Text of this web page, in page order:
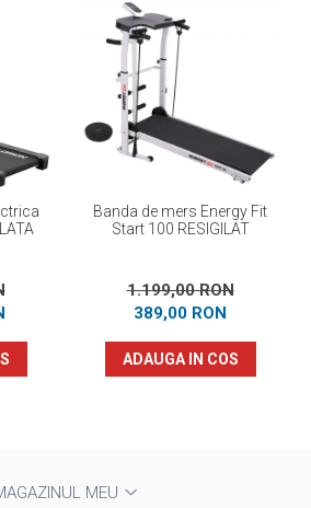
Banda de mers Energy Fit
Start 100 RESIGILAT
1.199,00 RON
389,00 RON
ADAUGA IN COS
MEU